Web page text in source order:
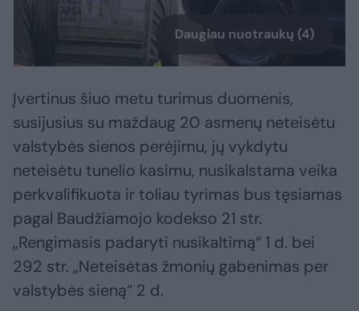
Daugiau nuotraukų (4)
Įvertinus šiuo metu turimus duomenis,
susijusius su maždaug 20 asmenų neteisėtu
valstybės sienos perėjimu, jų vykdytu
neteisėtu tunelio kasimu, nusikalstama veika
perkvalifikuota ir toliau tyrimas bus tęsiamas
pagal Baudžiamojo kodekso 21 str.
„Rengimasis padaryti nusikaltimą“ 1 d. bei
292 str. „Neteisėtas žmonių gabenimas per
valstybės sieną“ 2 d.